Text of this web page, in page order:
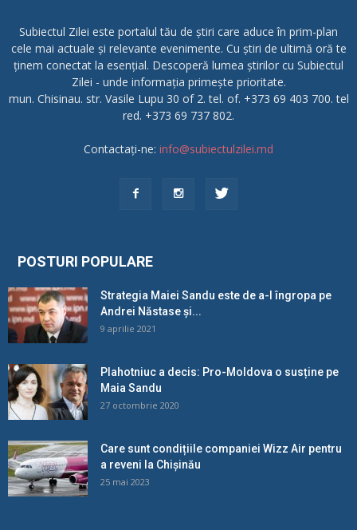
Subiectul Zilei este portalul tău de știri care aduce în prim-plan
cele mai actuale și relevante evenimente. Cu știri de ultimă oră te
ținem conectat la esențial. Descoperă lumea știrilor cu Subiectul
Zilei - unde informația primește prioritate.
mun. Chisinau. str. Vasile Lupu 30 of 2. tel. of. +373 69 403 700. tel
red. +373 69 737 802.
Contactați-ne: info@subiectulzilei.md
POSTURI POPULARE
Strategia Maiei Sandu este de a-l îngropa pe
Andrei Năstase și...
9 aprilie 2021
Plahotniuc a decis: Pro-Moldova o susține pe
Maia Sandu
27 octombrie 2020
Care sunt condițiile companiei Wizz Air pentru
a reveni la Chișinău
25 mai 2023